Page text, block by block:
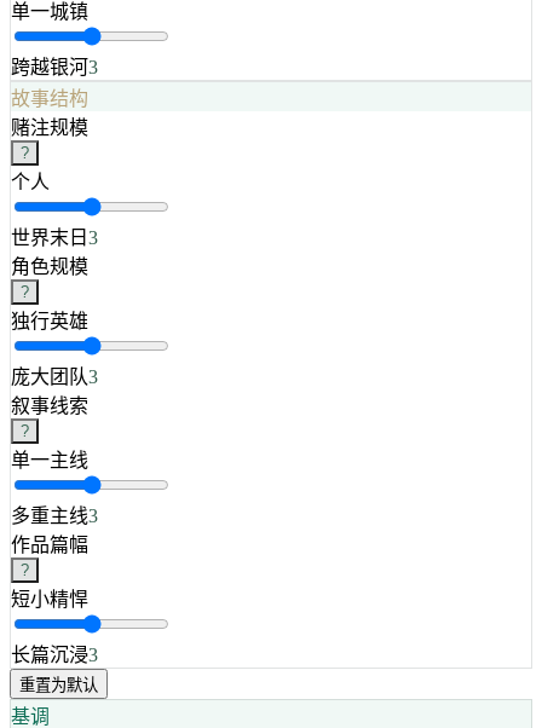
单一城镇
跨越银河3
故事结构
赌注规模
?
个人
世界末日 3
角色规模
?
独行英雄
庞大团队3
叙事线索
?
单一主线
多重主线3
作品篇幅
?
短小精悍
长篇沉浸3
重置为默认
基调